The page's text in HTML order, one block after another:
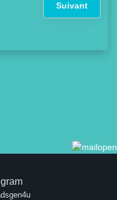
Suivant